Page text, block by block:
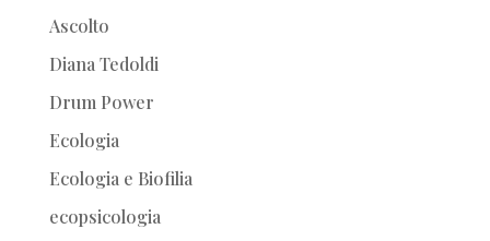
Ascolto
Diana Tedoldi
Drum Power
Ecologia
Ecologia e Biofilia
ecopsicologia